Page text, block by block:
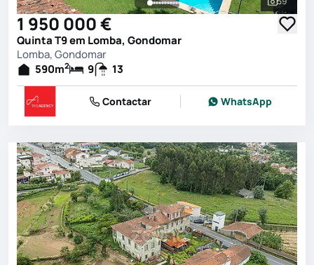
Ver
1 950 000 €
Quinta T9 em Lomba, Gondomar
Lomba, Gondomar
590m2 9 13
Contactar WhatsApp